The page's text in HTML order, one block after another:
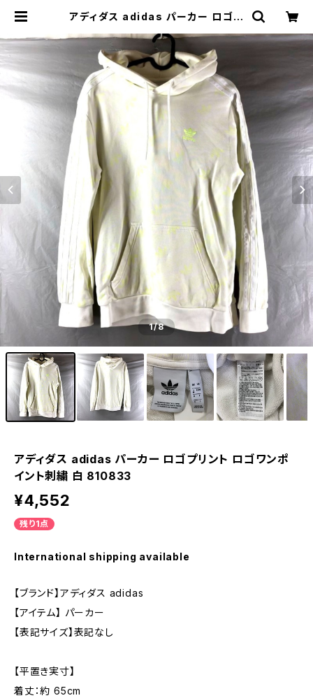
アディダス adidas パーカー ロゴプ
833 | Ethical Store
1/8
アディダス adidas パーカー ロゴプリント ロゴワンポ
イント刺繍 白 810833
¥4,552
残り1点
International shipping available
【ブランド】アディダス adidas
【アイテム】 パーカー
【表記サイズ】表記なし
【平置き実寸】
着丈：約 65cm